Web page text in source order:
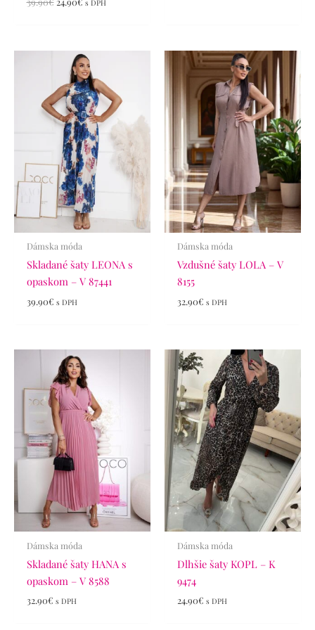
s DPH
Dámska móda
Skladané šaty LEONA s
opaskom – V 87441
39.90€ s DPH
Dámska móda
Vzdušné šaty LOLA – V
8155
32.90€ s DPH
Dámska móda
Skladané šaty HANA s
opaskom – V 8588
32.90€ s DPH
Dámska móda
Dlhšie šaty KOPL – K
9474
24.90€ s DPH